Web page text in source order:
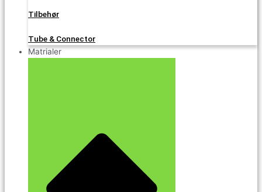
Tilbehør
Tube & Connector
Matrialer